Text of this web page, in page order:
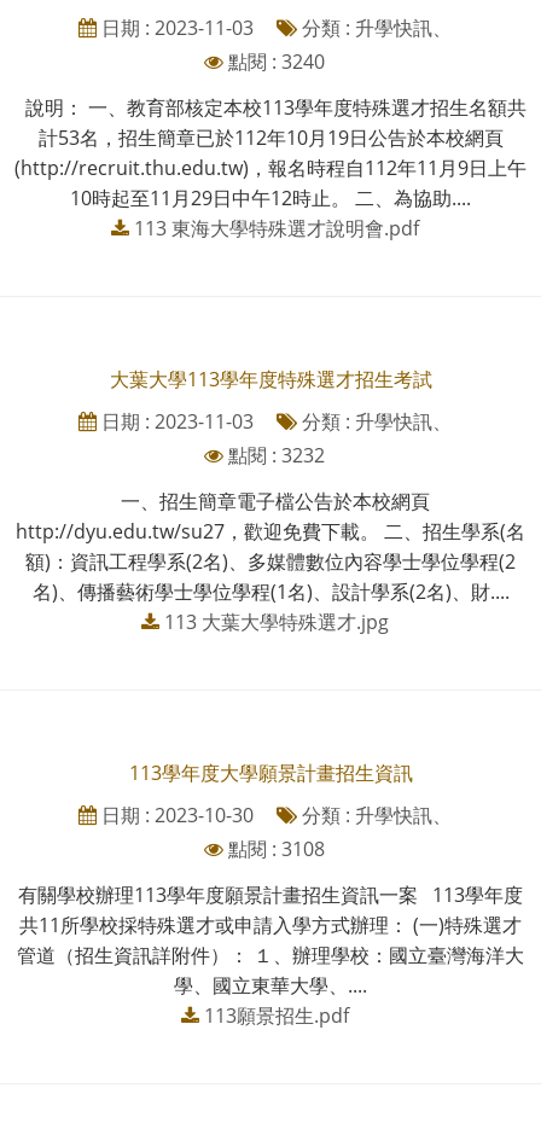
日期 : 2023-11-03
分類 : 升學快訊、
點閱 : 3240
說明： 一、教育部核定本校113學年度特殊選才招生名額共
計53名，招生簡章已於112年10月19日公告於本校網頁
(http://recruit.thu.edu.tw)，報名時程自112年11月9日上午
10時起至11月29日中午12時止。 二、為協助....
113 東海大學特殊選才說明會.pdf
大葉大學113學年度特殊選才招生考試
日期 : 2023-11-03
分類 : 升學快訊、
點閱 : 3232
一、招生簡章電子檔公告於本校網頁
http://dyu.edu.tw/su27，歡迎免費下載。 二、招生學系(名
額)：資訊工程學系(2名)、多媒體數位內容學士學位學程(2
名)、傳播藝術學士學位學程(1名)、設計學系(2名)、財....
113 大葉大學特殊選才.jpg
113學年度大學願景計畫招生資訊
日期 : 2023-10-30
分類 : 升學快訊、
點閱 : 3108
有關學校辦理113學年度願景計畫招生資訊一案 113學年度
共11所學校採特殊選才或申請入學方式辦理： (一)特殊選才
管道（招生資訊詳附件）： １、辦理學校：國立臺灣海洋大
學、國立東華大學、....
113願景招生.pdf